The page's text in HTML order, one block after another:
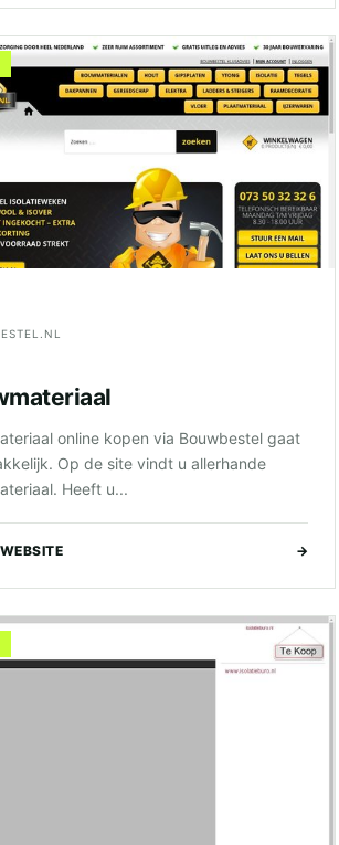
online kopen via Bouwbestel gaat
Op de site vindt u allerhande
Heeft u...
→